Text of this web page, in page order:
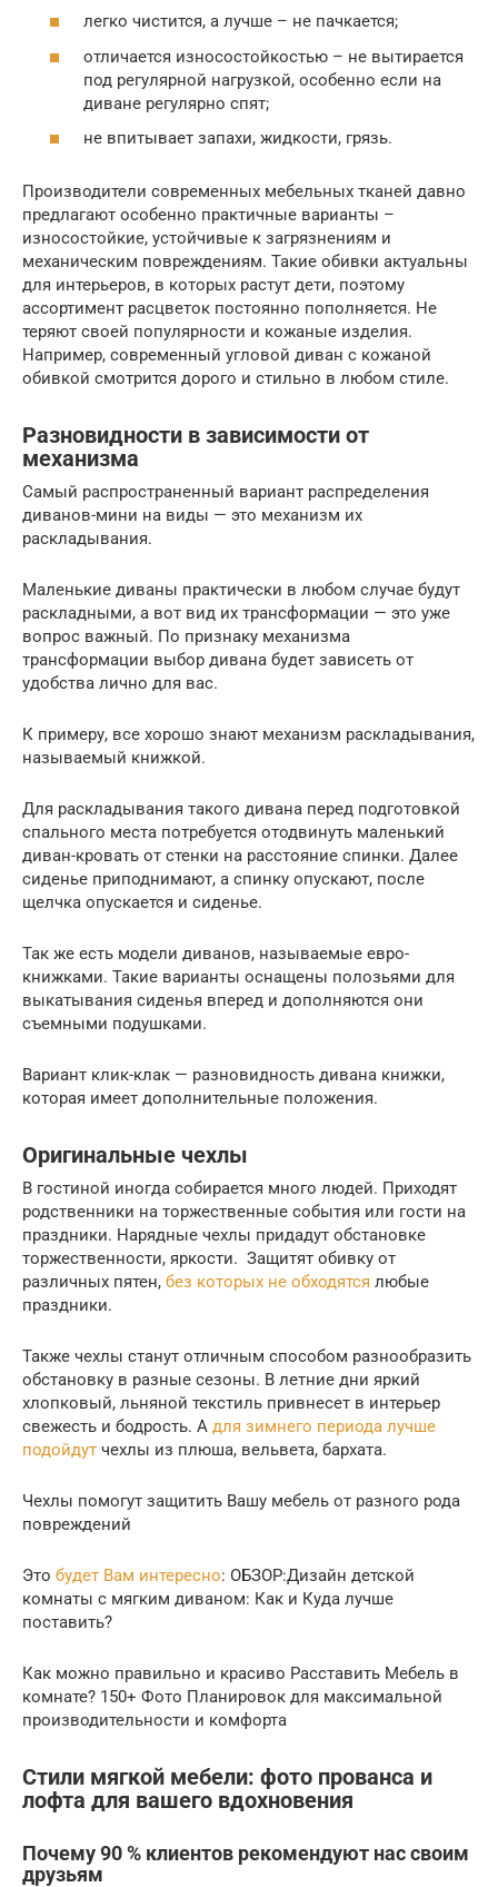
легко чистится, а лучше – не пачкается;
отличается износостойкостью – не вытирается
под регулярной нагрузкой, особенно если на
диване регулярно спят;
не впитывает запахи, жидкости, грязь.
Производители современных мебельных тканей давно
предлагают особенно практичные варианты –
износостойкие, устойчивые к загрязнениям и
механическим повреждениям. Такие обивки актуальны
для интерьеров, в которых растут дети, поэтому
ассортимент расцветок постоянно пополняется. Не
теряют своей популярности и кожаные изделия.
Например, современный угловой диван с кожаной
обивкой смотрится дорого и стильно в любом стиле.
Разновидности в зависимости от
механизма
Самый распространенный вариант распределения
диванов-мини на виды — это механизм их
раскладывания.
Маленькие диваны практически в любом случае будут
раскладными, а вот вид их трансформации — это уже
вопрос важный. По признаку механизма
трансформации выбор дивана будет зависеть от
удобства лично для вас.
К примеру, все хорошо знают механизм раскладывания,
называемый книжкой.
Для раскладывания такого дивана перед подготовкой
спального места потребуется отодвинуть маленький
диван-кровать от стенки на расстояние спинки. Далее
сиденье приподнимают, а спинку опускают, после
щелчка опускается и сиденье.
Так же есть модели диванов, называемые евро-
книжками. Такие варианты оснащены полозьями для
выкатывания сиденья вперед и дополняются они
съемными подушками.
Вариант клик-клак — разновидность дивана книжки,
которая имеет дополнительные положения.
Оригинальные чехлы
В гостиной иногда собирается много людей. Приходят
родственники на торжественные события или гости на
праздники. Нарядные чехлы придадут обстановке
торжественности, яркости. Защитят обивку от
различных пятен, без которых не обходятся любые
праздники.
Также чехлы станут отличным способом разнообразить
обстановку в разные сезоны. В летние дни яркий
хлопковый, льняной текстиль привнесет в интерьер
свежесть и бодрость. А для зимнего периода лучше
подойдут чехлы из плюша, вельвета, бархата.
Чехлы помогут защитить Вашу мебель от разного рода
повреждений
Это будет Вам интересно: ОБЗОР:Дизайн детской
комнаты с мягким диваном: Как и Куда лучше
поставить?
Как можно правильно и красиво Расставить Мебель в
комнате? 150+ Фото Планировок для максимальной
производительности и комфорта
Стили мягкой мебели: фото прованса и
лофта для вашего вдохновения
Почему 90 % клиентов рекомендуют нас своим
друзьям